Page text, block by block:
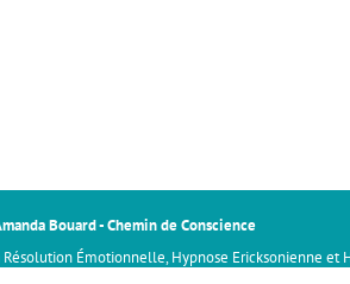
Bouard - Chemin de Conscience
Émotionnelle, Hypnose Ericksonienne et